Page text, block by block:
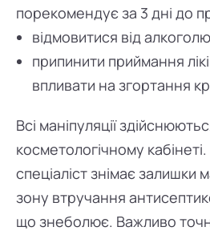
порекомендує за 3 дні до
відмовитися від
припинити приймання
впливати на згортання
Всі маніпуляції
косметологічному
спеціаліст знімає залишки
зону втручання
що знеболює. Важливо